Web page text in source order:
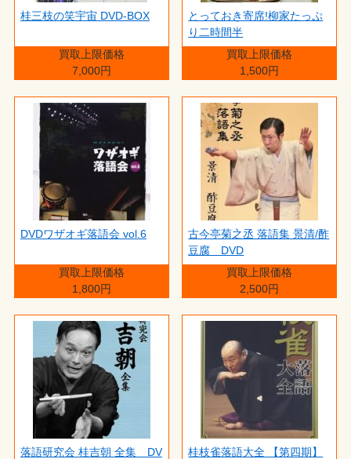
桂三枝の笑宇宙 DVD-BOX
買取上限価格
7,000円
とっておき寄席!柳家たっぷ
り二時間半
買取上限価格
1,500円
DVDワザオギ落語会 vol.6
買取上限価格
1,800円
古今亭菊之丞 落語集 景清/酢
豆腐 DVD
買取上限価格
2,500円
落語研究会 桂吉朝 全集 DV
桂枝雀落語大全 【第四期】